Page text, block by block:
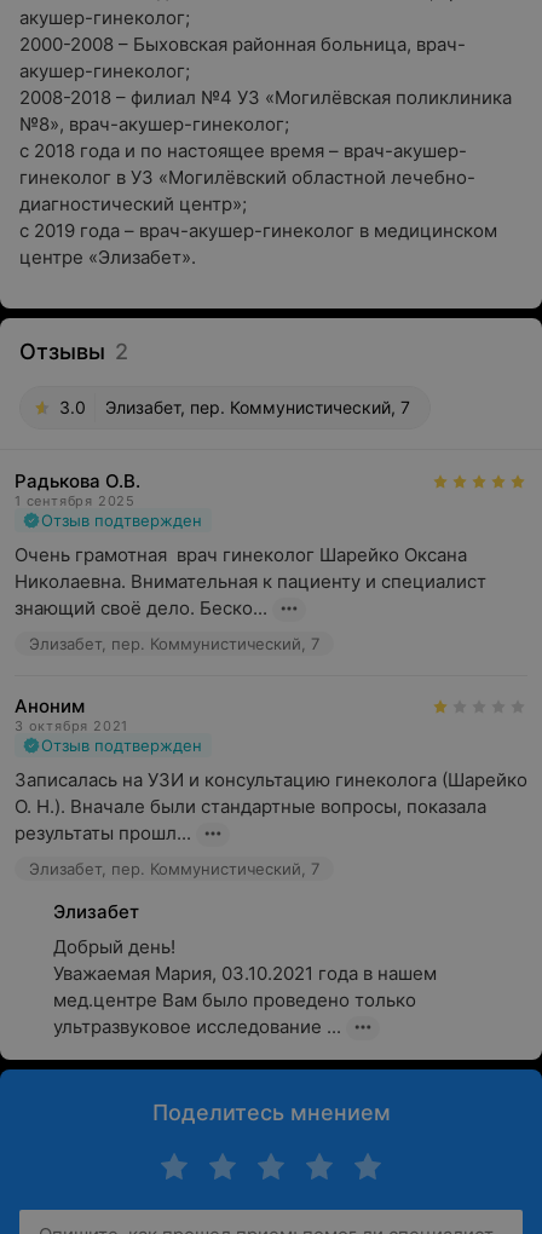
акушер-гинеколог;
2000-2008 – Быховская районная больница, врач-
акушер-гинеколог;
2008-2018 – филиал №4 УЗ «Могилёвская поликлиника
№8», врач-акушер-гинеколог;
с 2018 года и по настоящее время – врач-акушер-
гинеколог в УЗ «Могилёвский областной лечебно-
диагностический центр»;
с 2019 года – врач-акушер-гинеколог в медицинском
центре «Элизабет».
Отзывы 2
3.0 Элизабет, пер. Коммунистический, 7
Радькова О.В.
1 сентября 2025
Отзыв подтвержден
Очень грамотная  врач гинеколог Шарейко Оксана
Николаевна. Внимательная к пациенту и специалист
знающий своё дело. Беско...
Элизабет, пер. Коммунистический, 7
Аноним
3 октября 2021
Отзыв подтвержден
Записалась на УЗИ и консультацию гинеколога (Шарейко
О. Н.). Вначале были стандартные вопросы, показала
результаты прошл...
Элизабет, пер. Коммунистический, 7
Элизабет
Добрый день!
Уважаемая Мария, 03.10.2021 года в нашем
мед.центре Вам было проведено только
ультразвуковое исследование ...
Поделитесь мнением